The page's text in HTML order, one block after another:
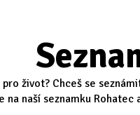
život? Chceš se
na naší seznamku